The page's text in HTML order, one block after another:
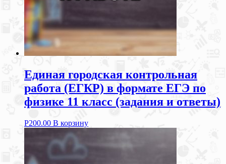
Единая городская контрольная
работа (ЕГКР) в формате ЕГЭ по
физике 11 класс (задания и ответы)
Р200.00 В корзину